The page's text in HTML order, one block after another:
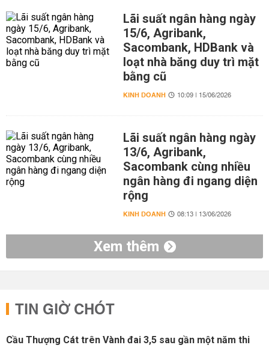
Lãi suất ngân hàng ngày
15/6, Agribank,
Sacombank, HDBank và
loạt nhà băng duy trì mặt
bằng cũ
KINH DOANH 10:09 | 15/06/2026
Lãi suất ngân hàng ngày
13/6, Agribank,
Sacombank cùng nhiều
ngân hàng đi ngang diện
rộng
KINH DOANH 08:13 | 13/06/2026
Xem thêm
TIN GIỜ CHÓT
Cầu Thượng Cát trên Vành đai 3,5 sau gần một năm thi